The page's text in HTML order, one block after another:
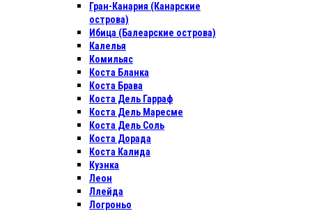
Гран-Канария (Канарские
острова)
Ибица (Балеарские острова)
Калелья
Комильяс
Коста Бланка
Коста Брава
Коста Дель Гарраф
Коста Дель Маресме
Коста Дель Соль
Коста Дорада
Коста Калида
Куэнка
Леон
Ллейда
Логроньо